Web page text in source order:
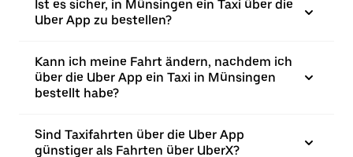
Ist es sicher, in Münsingen ein Taxi über die
Uber App zu bestellen?
Kann ich meine Fahrt ändern, nachdem ich
über die Uber App ein Taxi in Münsingen
bestellt habe?
Sind Taxifahrten über die Uber App
günstiger als Fahrten über UberX?